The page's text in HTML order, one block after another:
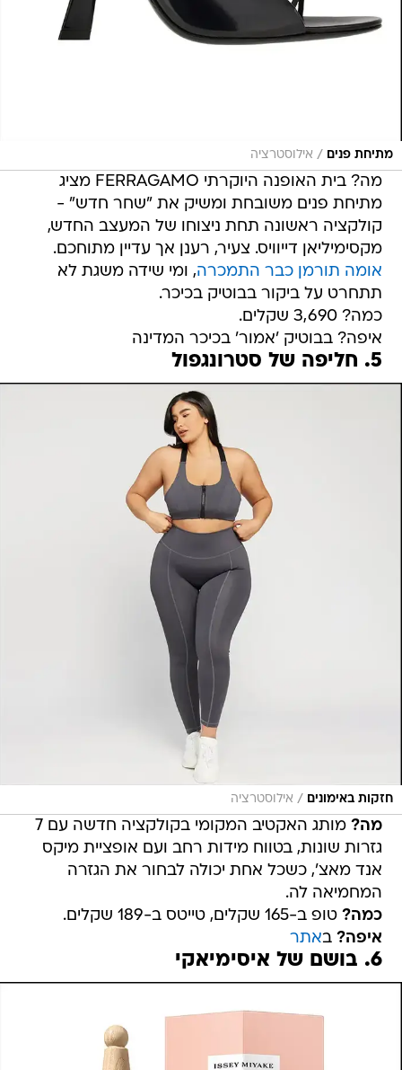
מתיחת פנים / אילוסטרציה
מה? בית האופנה היוקרתי FERRAGAMO מציג
מתיחת פנים משובחת ומשיק את "שחר חדש" -
קולקציה ראשונה תחת ניצוחו של המעצב החדש,
מקסימיליאן דייוויס. צעיר, רענן אך עדיין מתוחכם.
אומה תורמן כבר התמכרה, ומי שידה משגת לא
תתחרט על ביקור בבוטיק בכיכר.
כמה? 3,690 שקלים.
איפה? בבוטיק 'אמור' בכיכר המדינה
5. חליפה של סטרונגפול
חזקות באימונים / אילוסטרציה
מה?
מותג האקטיב המקומי בקולקציה חדשה עם 7
גזרות שונות, בטווח מידות רחב ועם אופציית מיקס
אנד מאצ', כשכל אחת יכולה לבחור את הגזרה
המחמיאה לה.
כמה? טופ ב-165 שקלים, טייטס ב-189 שקלים.
איפה? באתר
6. בושם של איסימיאקי